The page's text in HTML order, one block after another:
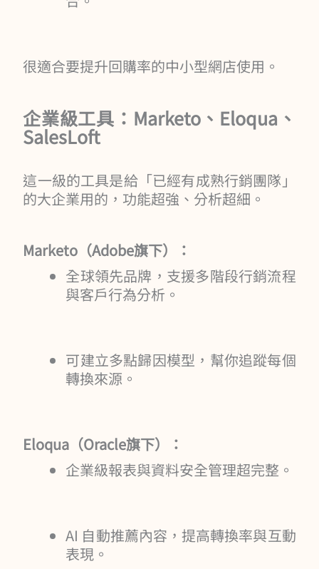
很適合要提升回購率的中小型網店使用。
企業級工具：Marketo、Eloqua、
SalesLoft
這一級的工具是給「已經有成熟行銷團隊」
的大企業用的，功能超強、分析超細。
Marketo（Adobe旗下）：
全球領先品牌，支援多階段行銷流程
與客戶行為分析。
可建立多點歸因模型，幫你追蹤每個
轉換來源。
Eloqua（Oracle旗下）：
企業級報表與資料安全管理超完整。
AI 自動推薦內容，提高轉換率與互動
表現。